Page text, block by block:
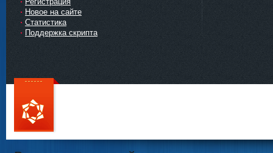
Новое на сайте
Статистика
Поддержка скрипта
111